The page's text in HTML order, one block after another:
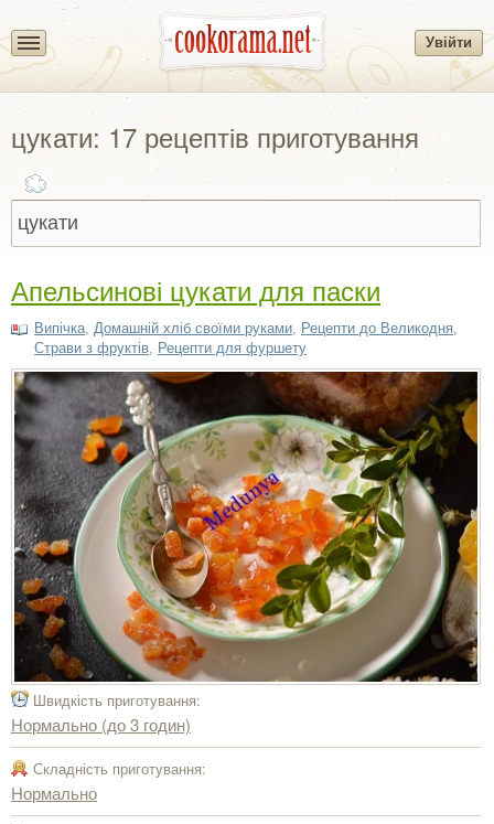
Увійти
цукати: 17 рецептів приготування
Апельсинові цукати для паски
Випічка, Домашній хліб своїми руками, Рецепти до Великодня,
Страви з фруктів, Рецепти для фуршету
Швидкість приготування:
Нормально (до 3 годин)
Складність приготування:
Нормально